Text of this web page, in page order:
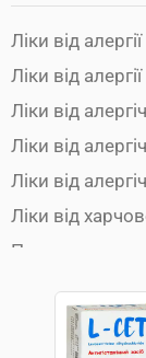
Ліки від
Ліки від
Ліки від
Ліки від
Ліки від
Ліки від
Препарати